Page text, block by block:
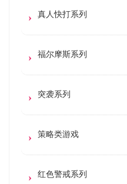
真人快打系列
福尔摩斯系列
突袭系列
策略类游戏
红色警戒系列